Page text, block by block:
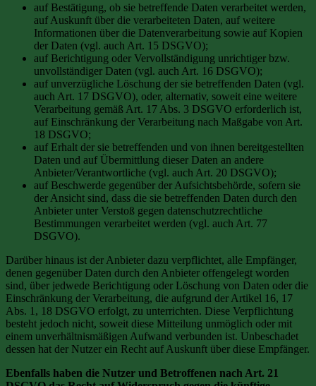
auf Bestätigung, ob sie betreffende Daten verarbeitet werden,
auf Auskunft über die verarbeiteten Daten, auf weitere
Informationen über die Datenverarbeitung sowie auf Kopien
der Daten (vgl. auch Art. 15 DSGVO);
auf Berichtigung oder Vervollständigung unrichtiger bzw.
unvollständiger Daten (vgl. auch Art. 16 DSGVO);
auf unverzügliche Löschung der sie betreffenden Daten (vgl.
auch Art. 17 DSGVO), oder, alternativ, soweit eine weitere
Verarbeitung gemäß Art. 17 Abs. 3 DSGVO erforderlich ist,
auf Einschränkung der Verarbeitung nach Maßgabe von Art.
18 DSGVO;
auf Erhalt der sie betreffenden und von ihnen bereitgestellten
Daten und auf Übermittlung dieser Daten an andere
Anbieter/Verantwortliche (vgl. auch Art. 20 DSGVO);
auf Beschwerde gegenüber der Aufsichtsbehörde, sofern sie
der Ansicht sind, dass die sie betreffenden Daten durch den
Anbieter unter Verstoß gegen datenschutzrechtliche
Bestimmungen verarbeitet werden (vgl. auch Art. 77
DSGVO).
Darüber hinaus ist der Anbieter dazu verpflichtet, alle Empfänger,
denen gegenüber Daten durch den Anbieter offengelegt worden
sind, über jedwede Berichtigung oder Löschung von Daten oder die
Einschränkung der Verarbeitung, die aufgrund der Artikel 16, 17
Abs. 1, 18 DSGVO erfolgt, zu unterrichten. Diese Verpflichtung
besteht jedoch nicht, soweit diese Mitteilung unmöglich oder mit
einem unverhältnismäßigen Aufwand verbunden ist. Unbeschadet
dessen hat der Nutzer ein Recht auf Auskunft über diese Empfänger.
Ebenfalls haben die Nutzer und Betroffenen nach Art. 21